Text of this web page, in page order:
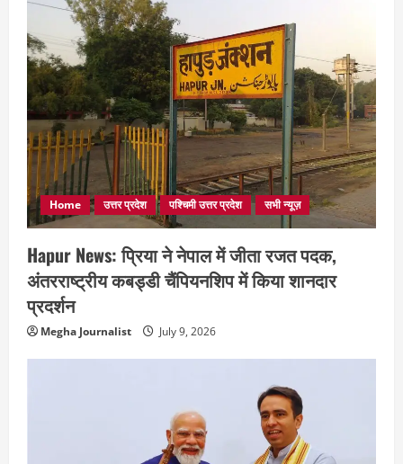
Home उत्तर प्रदेश पश्चिमी उत्तर प्रदेश सभी न्यूज़
Hapur News: प्रिया ने नेपाल में जीता रजत पदक,
अंतरराष्ट्रीय कबड्डी चैंपियनशिप में किया शानदार
प्रदर्शन
Megha Journalist July 9, 2026